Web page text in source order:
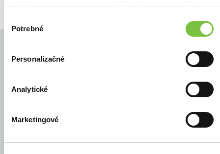
súhlasu
Potrebné
Personalizačné
Analytické
Marketingové